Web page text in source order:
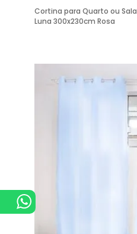
Cortina para Quarto ou Sala
Luna 300x230cm Rosa